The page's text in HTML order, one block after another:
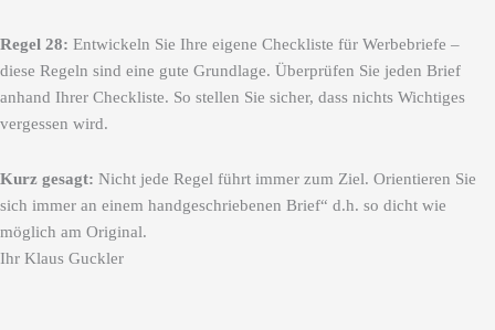
Regel 28: Entwickeln Sie Ihre eigene Checkliste für Werbebriefe –
diese Regeln sind eine gute Grundlage. Überprüfen Sie jeden Brief
anhand Ihrer Checkliste. So stellen Sie sicher, dass nichts Wichtiges
vergessen wird.
Kurz gesagt: Nicht jede Regel führt immer zum Ziel. Orientieren Sie
sich immer an einem handgeschriebenen Brief“ d.h. so dicht wie
möglich am Original.
Ihr Klaus Guckler